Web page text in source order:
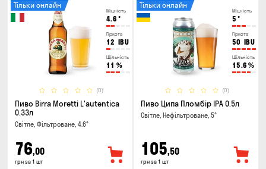
Міцність
4.6 °
Гіркота
12 IBU
Щільність
11 %
(0)
Тільки онлайн
Пиво Birra Moretti L'autentica
0.33л
Світле, Фільтроване, 4.6°
76,00
грн за 1 шт
Міцність
5 °
Гіркота
50 IBU
Щільність
15.6 %
(0)
Тільки онлайн
Пиво Ципа Пломбір IPA 0.5л
Світле, Нефільтроване, 5°
105,50
грн за 1 шт